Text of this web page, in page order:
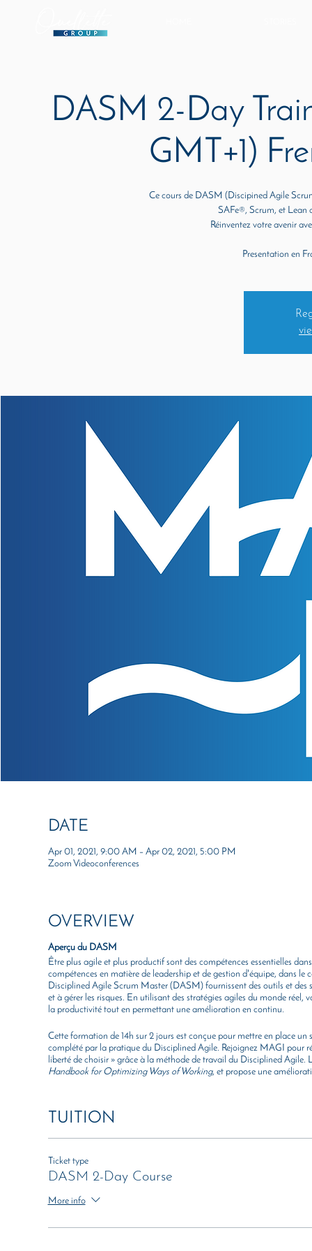
DASM 2-Day
GMT+1)
Ce cours de DASM (Discipined Agile
SAFe®, Scrum, et Lean
Réinventez votre avenir
Presentation en
DATE
Apr 01, 2021, 9:00 AM – Apr 02, 2021, 5:00 PM
Zoom Videoconferences
OVERVIEW
Aperçu du DASM
Être plus agile et plus productif sont des compétences essentielles
compétences en matière de leadership et de gestion d'équipe, dans
Disciplined Agile Scrum Master (DASM) fournissent des outils et des
et à gérer les risques. En utilisant des stratégies agiles du monde
la productivité tout en permettant une amélioration en continu.
Cette formation de 14h sur 2 jours est conçue pour mettre en place
complété par la pratique du Disciplined Agile. Rejoignez MAGI pour
liberté de choisir » grâce à la méthode de travail du Disciplined
Handbook for Optimizing Ways of Working, et propose une
Les neuf modules de ce cours couvrent tous les aspects de du
d'équipe, ainsi que des concepts tels que la lutte contre le
en vue de la certification DASM.
Organisation du cours
Durée : 14 heures
PDU’s 14: Technical-7, Leadership-7
TUITION
Ticket type
DASM 2-Day Course
More info